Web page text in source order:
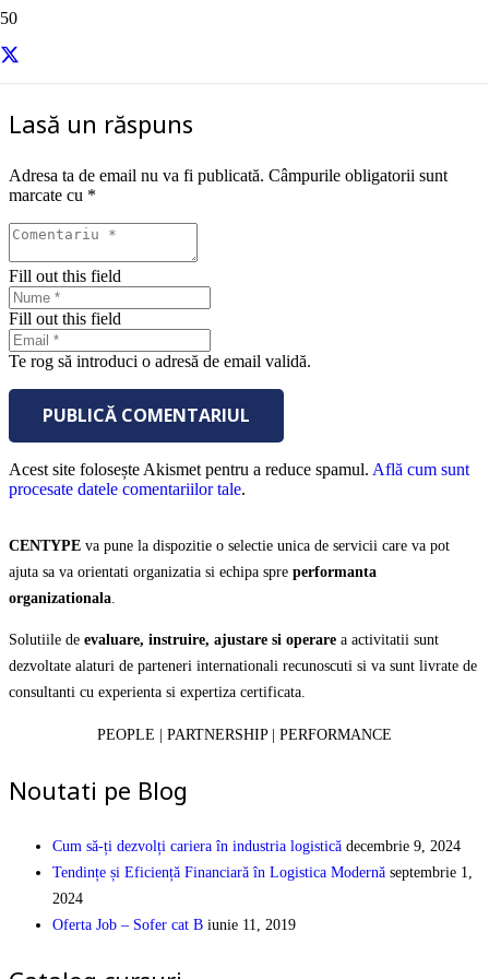
Lasă un răspuns
Adresa ta de email nu va fi publicată. Câmpurile obligatorii sunt
marcate cu *
Fill out this field
Fill out this field
Te rog să introduci o adresă de email validă.
PUBLICĂ COMENTARIUL
Acest site folosește Akismet pentru a reduce spamul. Află cum sunt
procesate datele comentariilor tale.
CENTYPE va pune la dispozitie o selectie unica de servicii care va pot
ajuta sa va orientati organizatia si echipa spre performanta
organizationala
Solutiile de evaluare, instruire, ajustare si operare a activitatii sunt
dezvoltate alaturi de parteneri internationali recunoscuti si va sunt livrate de
consultanti cu experienta si expertiza certificata.
PEOPLE | PARTNERSHIP | PERFORMANCE
Noutati pe Blog
Cum să-ți dezvolți cariera în industria logistică decembrie 9, 2024
Tendințe și Eficiență Financiară în Logistica Modernă septembrie 1,
2024
Oferta Job – Sofer cat B iunie 11, 2019